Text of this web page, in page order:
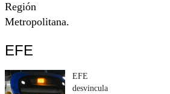
Región
Metropolitana.
EFE
EFE
desvincula